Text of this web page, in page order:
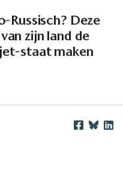
Russisch? Deze
zijn land de
staat maken